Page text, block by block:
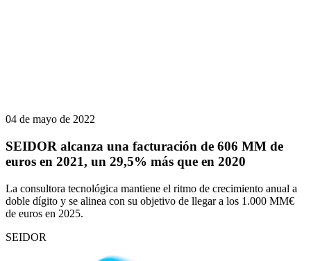
04 de mayo de 2022
SEIDOR alcanza una facturación de 606 MM de
euros en 2021, un 29,5% más que en 2020
La consultora tecnológica mantiene el ritmo de crecimiento anual a
doble dígito y se alinea con su objetivo de llegar a los 1.000 MM€
de euros en 2025.
SEIDOR